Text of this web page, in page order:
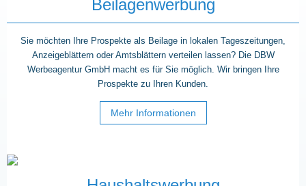
Beilagenwerbung
Sie möchten Ihre Prospekte als Beilage in lokalen Tageszeitungen,
Anzeigeblättern oder Amtsblättern verteilen lassen? Die DBW
Werbeagentur GmbH macht es für Sie möglich. Wir bringen Ihre
Prospekte zu Ihren Kunden.
Mehr Informationen